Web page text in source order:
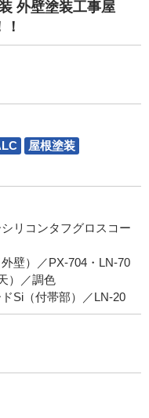
外壁塗装工事屋
屋根塗装
リコンタフグロスコー
壁）／PX-704・LN-70
）／調色
Si（付帯部）／LN-20